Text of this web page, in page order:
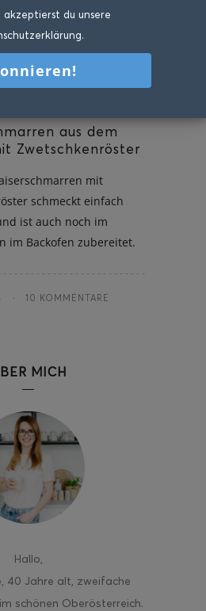
aus dem
Zwetschkenröster
mit
schmeckt einfach
ist auch noch im
im Backofen zubereitet.
10 KOMMENTARE
MICH
Hallo,
40 Jahre alt, zweifache
schönen Oberösterreich.
akzeptierst du unsere